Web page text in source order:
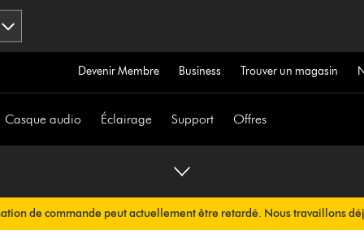
Devenir Membre Business Trouver un magasin
Casque audio Éclairage Support Offres
de commande peut actuellement être retardé. Nous travaillons
sera envoyée automatiquement dans les plus brefs délais.